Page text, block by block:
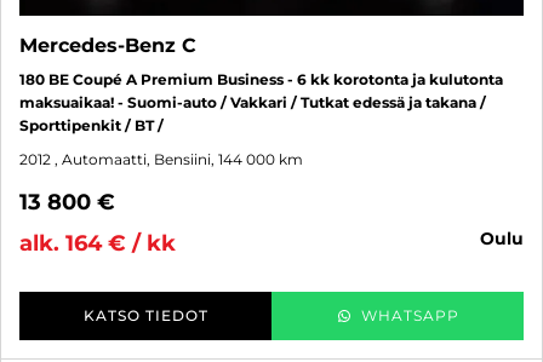
Mercedes-Benz C
180 BE Coupé A Premium Business - 6 kk korotonta ja kulutonta
maksuaikaa! - Suomi-auto / Vakkari / Tutkat edessä ja takana /
Sporttipenkit / BT /
2012 , Automaatti, Bensiini, 144 000 km
13 800 €
alk. 164 € / kk
oulu
KATSO TIEDOT WHATSAPP